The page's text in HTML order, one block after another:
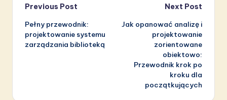
Post
navigation
Previous Post
Pełny przewodnik:
projektowanie systemu
zarządzania biblioteką
Next Post
Jak opanować analizę i
projektowanie
zorientowane
obiektowo:
Przewodnik krok po
kroku dla
początkujących